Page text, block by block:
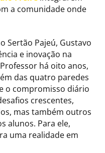
a comunidade onde
Sertão Pajeú, Gustavo
e inovação na
há oito anos,
das quatro paredes
o compromisso diário
crescentes,
mas também outros
alunos. Para ele,
uma realidade em